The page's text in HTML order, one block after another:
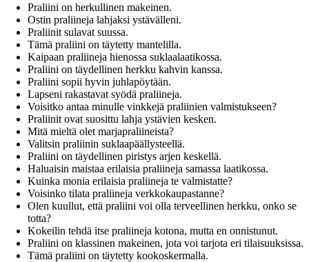
Praliini on herkullinen makeinen.
Ostin praliineja lahjaksi ystävälleni.
Praliinit sulavat suussa.
Tämä praliini on täytetty mantelilla.
Kaipaan praliineja hienossa suklaalaatikossa.
Praliini on täydellinen herkku kahvin kanssa.
Praliini sopii hyvin juhlapöytään.
Lapseni rakastavat syödä praliineja.
Voisitko antaa minulle vinkkejä praliinien valmistukseen?
Praliinit ovat suosittu lahja ystävien kesken.
Mitä mieltä olet marjapraliineista?
Valitsin praliinin suklaapäällysteellä.
Praliini on täydellinen piristys arjen keskellä.
Haluaisin maistaa erilaisia praliineja samassa laatikossa.
Kuinka monia erilaisia praliineja te valmistatte?
Voisinko tilata praliineja verkkokaupastanne?
Olen kuullut, että praliini voi olla terveellinen herkku, onko se
totta?
Kokeilin tehdä itse praliineja kotona, mutta en onnistunut.
Praliini on klassinen makeinen, jota voi tarjota eri tilaisuuksissa.
Tämä praliini on täytetty kookoskermalla.